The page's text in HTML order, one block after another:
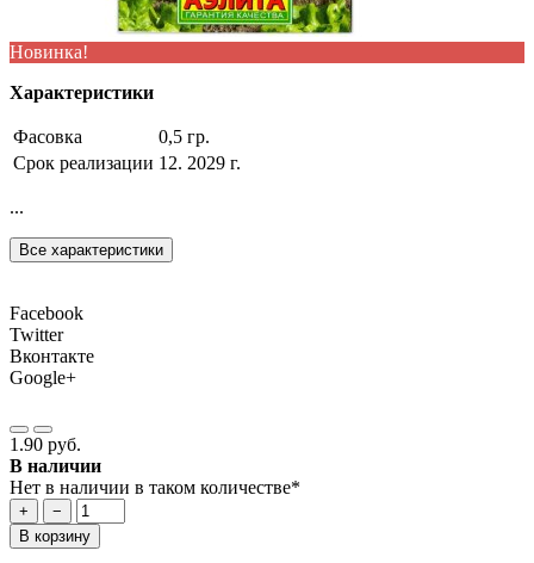
Новинка!
Характеристики
Фасовка
0,5 гр.
Срок реализации 12. 2029 г.
...
Все характеристики
Facebook
Twitter
Вконтакте
Google+
1.90 руб.
В наличии
Нет в наличии в таком количестве*
+
−
В корзину